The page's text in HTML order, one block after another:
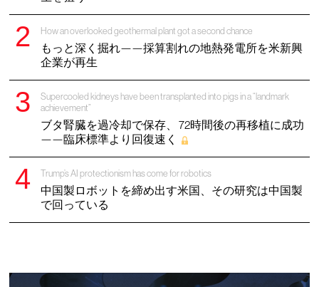
How an overlooked geothermal plant got a second chance
もっと深く掘れ——採算割れの地熱発電所を米新興
企業が再生
Supercooled kidneys have been transplanted into pigs in a “landmark
achievement”
ブタ腎臓を過冷却で保存、 72時間後の再移植に成功
——臨床標準より回復速く
Trump’s AI protectionism has come for robotics
中国製ロボットを締め出す米国、その研究は中国製
で回っている